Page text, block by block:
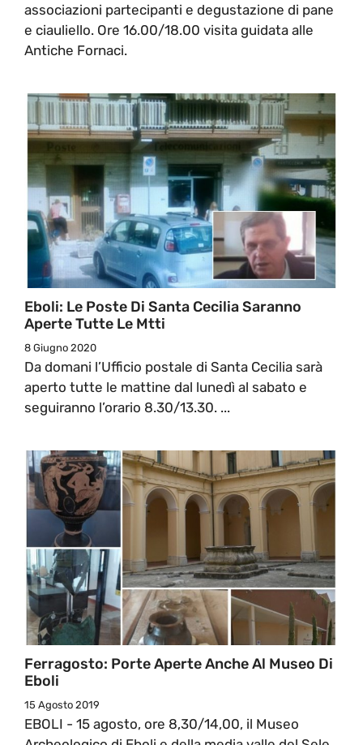
associazioni partecipanti e degustazione di pane
e ciauliello. Ore 16.00/18.00 visita guidata alle
Antiche Fornaci.
Eboli: Le Poste Di Santa Cecilia Saranno
Aperte Tutte Le Mtti
8 Giugno 2020
Da domani l’Ufficio postale di Santa Cecilia sarà
aperto tutte le mattine dal lunedì al sabato e
seguiranno l’orario 8.30/13.30. ...
Ferragosto: Porte Aperte Anche Al Museo Di
Eboli
15 Agosto 2019
EBOLI - 15 agosto, ore 8,30/14,00, il Museo